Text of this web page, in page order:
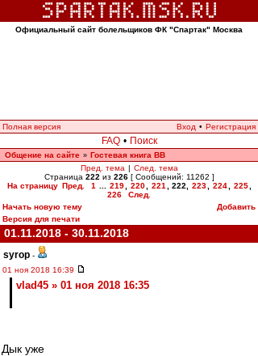
Официальный сайт болельщиков ФК "Спартак" Москва
Полная версия Вход • Регистрация
FAQ • Поиск
Общение на сайте » Гостевая книга ВВ
Пред. тема | След. тема
Страница 222 из 226[ Сообщений: 11262 ]
На страницу Пред. 1 219 220 221 222 223 224 225
226
След.
Начать новую тему
Добавить
Версия для печати
01.11.2018 - 30.11.2018
syrop -
01 ноя 2018 16:39
vlad45 » 01 ноя 2018 16:35
Дык уже